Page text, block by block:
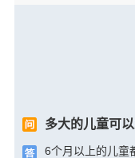
多大的儿童可
6个月以上的儿童